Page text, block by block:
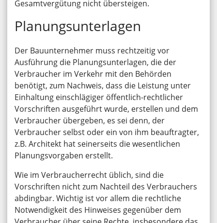
Gesamtvergütung nicht übersteigen.
Planungsunterlagen
Der Bauunternehmer muss rechtzeitig vor
Ausführung die Planungsunterlagen, die der
Verbraucher im Verkehr mit den Behörden
benötigt, zum Nachweis, dass die Leistung unter
Einhaltung einschlägiger öffentlich-rechtlicher
Vorschriften ausgeführt wurde, erstellen und dem
Verbraucher übergeben, es sei denn, der
Verbraucher selbst oder ein von ihm beauftragter,
z.B. Architekt hat seinerseits die wesentlichen
Planungsvorgaben erstellt.
Wie im Verbraucherrecht üblich, sind die
Vorschriften nicht zum Nachteil des Verbrauchers
abdingbar. Wichtig ist vor allem die rechtliche
Notwendigkeit des Hinweises gegenüber dem